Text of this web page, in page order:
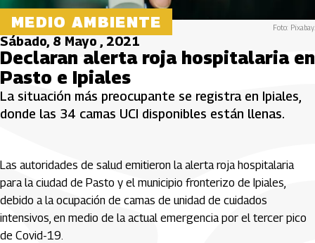
MEDIO AMBIENTE Foto: Pixabay.
Sábado, 8 Mayo , 2021
Declaran alerta roja hospitalaria en
Pasto e Ipiales
La situación más preocupante se registra en Ipiales,
donde las 34 camas UCI disponibles están llenas.
Las autoridades de salud emitieron la alerta roja hospitalaria
para la ciudad de Pasto y el municipio fronterizo de Ipiales,
debido a la ocupación de camas de unidad de cuidados
intensivos, en medio de la actual emergencia por el tercer pico
de Covid-19.